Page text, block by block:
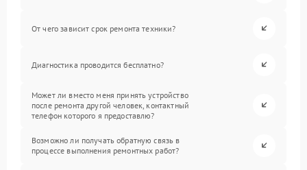
От чего зависит срок ремонта техники?
Диагностика проводится бесплатно?
Может ли вместо меня принять устройство
после ремонта другой человек, контактный
телефон которого я предоставлю?
Возможно ли получать обратную связь в
процессе выполнения ремонтных работ?